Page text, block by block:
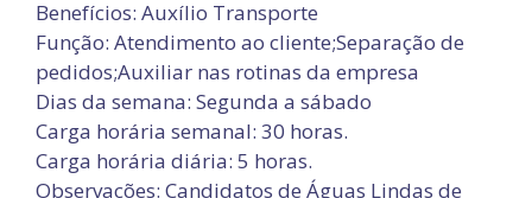
Benefícios: Auxílio Transporte
Função: Atendimento ao cliente;Separação de
pedidos;Auxiliar nas rotinas da empresa
Dias da semana: Segunda a sábado
Carga horária semanal: 30 horas.
Carga horária diária: 5 horas.
Observações: Candidatos de Águas Lindas de